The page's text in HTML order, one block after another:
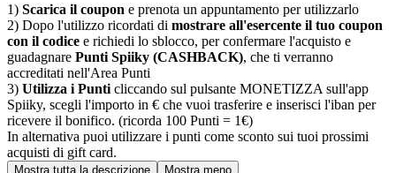
1) Scarica il coupon e prenota un appuntamento per utilizzarlo
2) Dopo l'utilizzo ricordati di mostrare all'esercente il tuo coupon
con il codice e richiedi lo sblocco, per confermare l'acquisto e
guadagnare Punti Spiiky (CASHBACK), che ti verranno
accreditati nell'Area Punti
3) Utilizza i Punti cliccando sul pulsante MONETIZZA sull'app
Spiiky, scegli l'importo in € che vuoi trasferire e inserisci l'iban per
ricevere il bonifico. (ricorda 100 Punti = 1€)
In alternativa puoi utilizzare i punti come sconto sui tuoi prossimi
acquisti di gift card.